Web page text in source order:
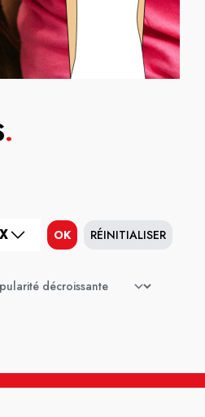
.
OK RÉINITIALISER